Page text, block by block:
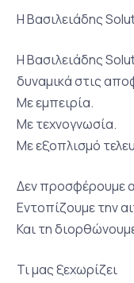
Η Βασιλειάδης
Η Βασιλειάδης
δυναμικά στις
Με εμπειρία.
Με τεχνογνωσία.
Με εξοπλισμό
Δεν προσφέρουμε
Εντοπίζουμε την
Και τη
Τι μας ξεχωρίζει